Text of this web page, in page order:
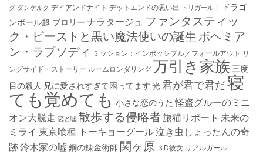
グ ダンケルク デイアンドナイト デットエンドの思い出 トリガール！
ドラゴ
ンボール超 ブロリー ナラタージュ ファンタスティッ
ク・ビーストと黒い魔法使いの誕生 ボヘミア
ン・ラプソディ ミッション：インポッシブル／フォールアウト リ
ングサイド・ストーリー ルームロンダリング万引き家族 三度
目の殺人 兄に愛されすぎて困ってます 光君が君で君だ寝
ても覚めても 小さな恋のうた 怪盗グルーのミニ
オン大脱走 恋と嘘 散歩する侵略者旅猫リポート 未来の
ミライ 東京喰種 トーキョーグール泣き虫しょったんの奇
跡鈴木家の嘘 鋼の錬金術師 関ヶ原 ３D彼女 リアルガール